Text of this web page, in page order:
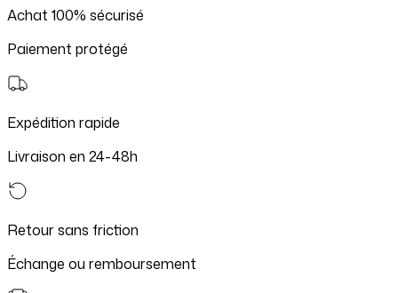
Achat 100% sécurisé
Paiement protégé
Expédition rapide
Livraison en 24-48h
Retour sans friction
Échange ou remboursement